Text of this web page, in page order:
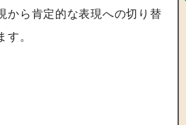
から肯定的な表現への切り替
す。